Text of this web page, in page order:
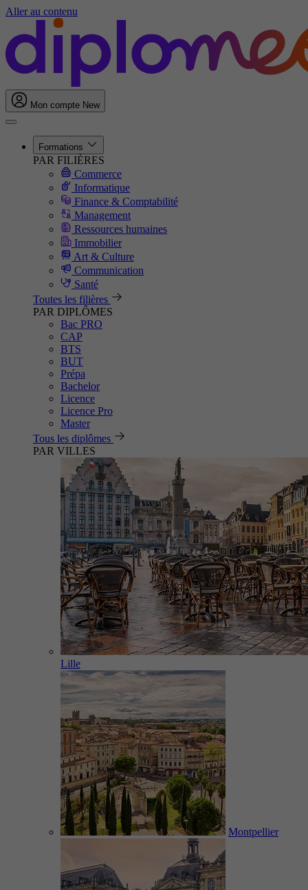
Aller au contenu
Mon compte New
Formations
PAR FILIÈRES
Commerce
Informatique
Finance & Comptabilité
Management
Ressources humaines
Immobilier
Art & Culture
Communication
Santé
Toutes les filières
PAR DIPLÔMES
Bac PRO
CAP
BTS
BUT
Prépa
Bachelor
Licence
Licence Pro
Master
Tous les diplômes
PAR VILLES
Lille
Montpellier